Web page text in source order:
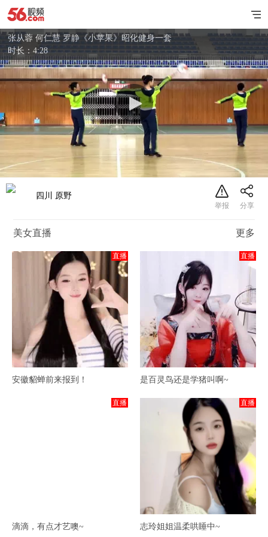
张从蓉 何仁慧 罗静《小苹果》昭化健身一套
时长：4:28
四川 原野
美女直播 更多
直播
安徽貂蝉前来报到！
直播
是百灵鸟还是学猪叫啊~
直播
滴滴，有点才艺噢~
直播
志玲姐姐温柔哄睡中~